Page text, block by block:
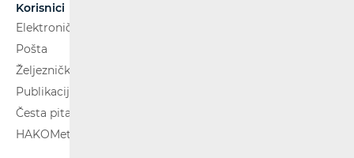
Korisnici
Elektroničke komunikacije
Pošta
Željeznički putnički prijevoz
Publikacije
Česta pitanja
HAKOMetar